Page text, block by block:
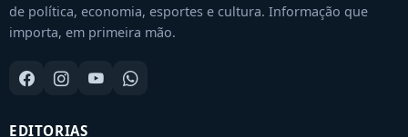
de política, economia, esportes e cultura. Informação que
importa, em primeira mão.
EDITORIAS